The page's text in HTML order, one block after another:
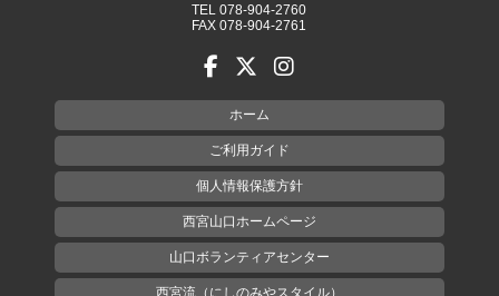
TEL 078-904-2760
FAX 078-904-2761
ホーム
ご利用ガイド
個人情報保護方針
西宮山口ホームページ
山口ボランティアセンター
西宮流（にしのみやスタイル）